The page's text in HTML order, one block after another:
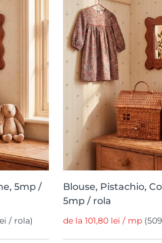
5mp /
/ rola)
Blouse, Pistachio,
5mp / rola
de la 101,80 lei / mp